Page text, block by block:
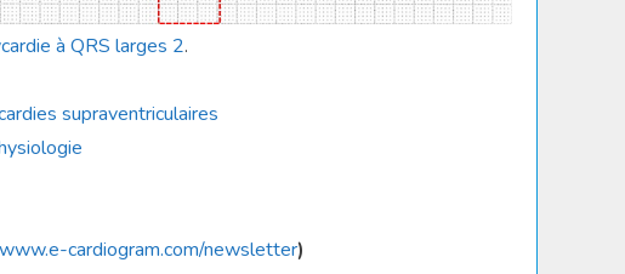
à QRS larges 2.
supraventriculaires
cardiogram.com/newsletter)